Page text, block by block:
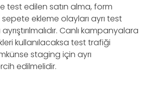
test edilen satın alma, form
ekleme olayları ayrı test
Canlı kampanyalara
kullanılacaksa test trafiği
staging için ayrı
edilmelidir.